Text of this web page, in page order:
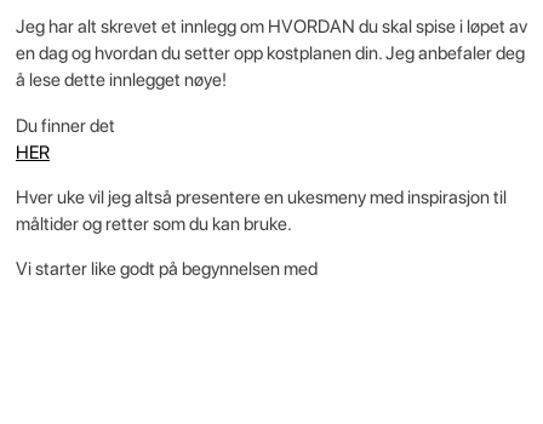
Jeg har alt skrevet et innlegg om HVORDAN du skal spise i løpet av
en dag og hvordan du setter opp kostplanen din. Jeg anbefaler deg
å lese dette innlegget nøye!
Du finner det
HER
Hver uke vil jeg altså presentere en ukesmeny med inspirasjon til
måltider og retter som du kan bruke.
Vi starter like godt på begynnelsen med